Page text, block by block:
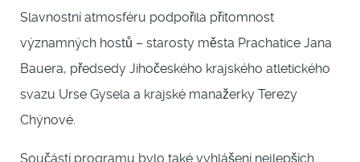
Slavnostní atmosféru podpořila přítomnost
významných hostů – starosty města Prachatice Jana
Bauera, předsedy Jihočeského krajského atletického
svazu Urse Gysela a krajské manažerky Terezy
Chýnové.
Součástí programu bylo také vyhlášení nejlepších